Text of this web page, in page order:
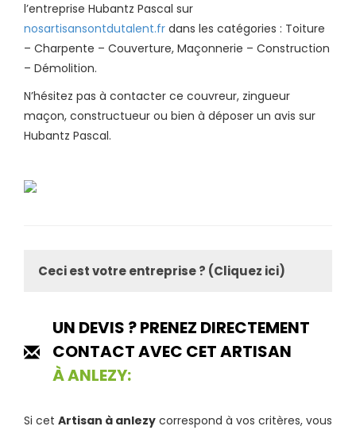
l’entreprise Hubantz Pascal sur
nosartisansontdutalent.fr dans les catégories : Toiture
– Charpente – Couverture, Maçonnerie – Construction
– Démolition.
N’hésitez pas à contacter ce couvreur, zingueur
maçon, constructueur ou bien à déposer un avis sur
Hubantz Pascal.
Ceci est votre entreprise ? (Cliquez ici)
UN DEVIS ? PRENEZ DIRECTEMENT
CONTACT AVEC CET ARTISAN
À ANLEZY:
Si cet Artisan à anlezy correspond à vos critères, vous